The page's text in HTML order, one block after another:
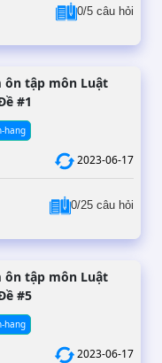
0/5 câu hỏi
tập môn Luật
#1
hang
2023-06-17
0/25 câu hỏi
tập môn Luật
#5
hang
2023-06-17